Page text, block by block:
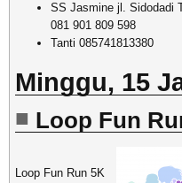
SS Jasmine jl. Sidodadi
081 901 809 598
Tanti 085741813380
Minggu, 15
Loop Fun
Loop Fun Run 5K